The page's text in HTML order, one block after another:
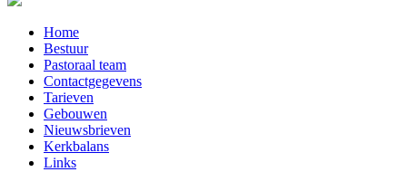
Close
Menu
Home
Bestuur
Pastoraal team
Contactgegevens
Tarieven
Gebouwen
Nieuwsbrieven
Kerkbalans
Links